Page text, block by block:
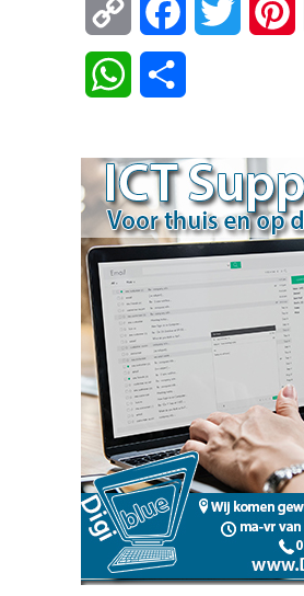
Copy
Link
FacebookTwitter
WhatsApp